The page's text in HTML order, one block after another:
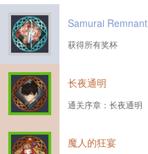
Samurai Remnant
获得所有奖杯
长夜通明
通关序章：长夜通明
魔人的狂宴